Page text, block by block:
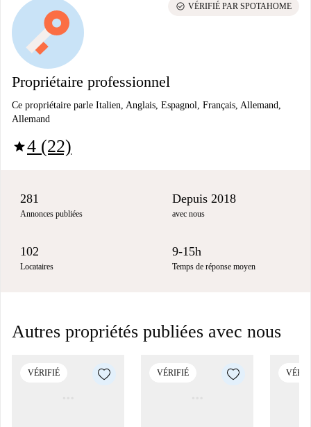
Propriétaire professionnel
Ce propriétaire parle Italien, Anglais, Espagnol, Français, Allemand,
Allemand
star4 (22)
check_circle VÉRIFIÉ PAR SPOTAHOME
281
Annonces publiées
Depuis 2018
avec nous
102
Locataires
9-15h
Temps de réponse moyen
Autres propriétés publiées avec nous
VÉRIFIÉ VÉRIFIÉ